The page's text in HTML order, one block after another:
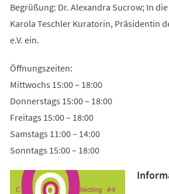
Begrüßung: Dr. Alexandra Sucrow; In
Karola Teschler Kuratorin, Präsidentin
e.V. ein.
Öffnungszeiten:
Mittwochs 15:00 – 18:00
Donnerstags 15:00 – 18:00
Freitags 15:00 – 18:00
Samstags 11:00 – 14:00
Sonntags 15:00 – 18:00